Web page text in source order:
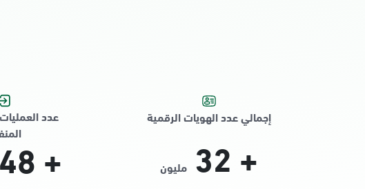
إجمالي عدد الهويات الرقمية
+
32 مليون
عدد
+